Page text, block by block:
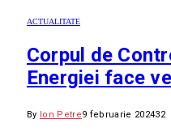
ACTUALITATE
Corpul de
Energiei face
By Ion Petre9 februarie 202432